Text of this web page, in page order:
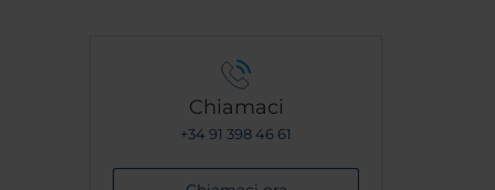
Chiamaci
+34 91 398 46 61